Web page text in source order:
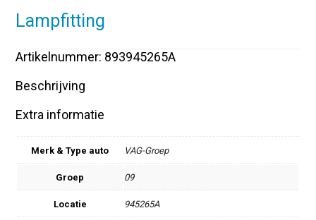
Lampfitting
Artikelnummer: 893945265A
Beschrijving
Extra informatie
Merk & Type auto VAG-Groep
Groep 09
Locatie 945265A